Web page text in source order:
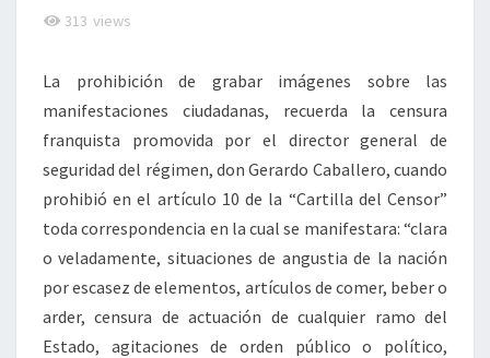
313 views
La prohibición de grabar imágenes sobre las
manifestaciones ciudadanas, recuerda la censura
franquista promovida por el director general de
seguridad del régimen, don Gerardo Caballero, cuando
prohibió en el artículo 10 de la “Cartilla del Censor”
toda correspondencia en la cual se manifestara: “clara
o veladamente, situaciones de angustia de la nación
por escasez de elementos, artículos de comer, beber o
arder, censura de actuación de cualquier ramo del
Estado, agitaciones de orden público o político,